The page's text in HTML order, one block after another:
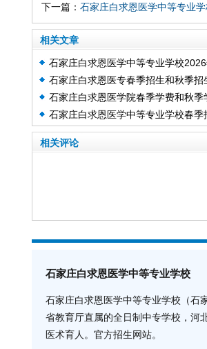
下一篇： 石家庄白求恩医学中等专业
相关文章
石家庄白求恩医学中等专业学校
石家庄白求恩医专春季招生和秋季招
石家庄白求恩医学院春季学费和秋季
石家庄白求恩医学中等专业学校春
么区别呢
相关评论
石家庄白求恩医学中等专业学校
石家庄白求恩医学中等专业学校（石
省教育厅直属的全日制中专学校，河
医术育人。官方招生网站。